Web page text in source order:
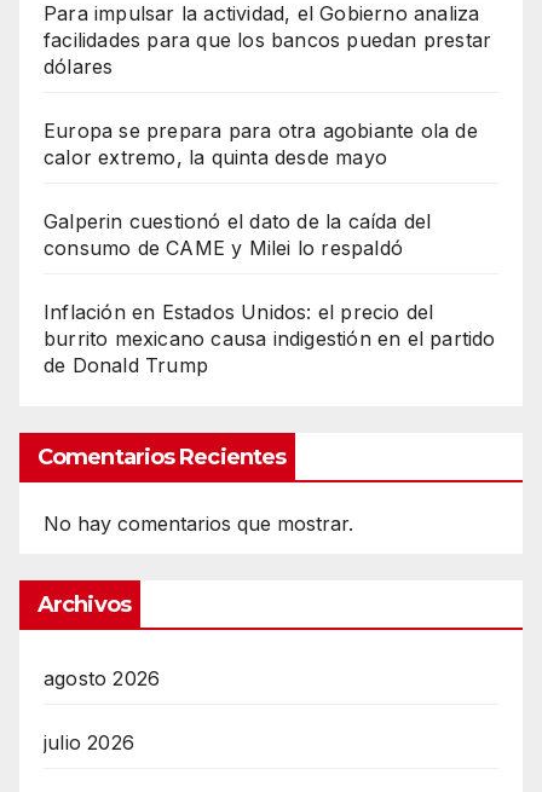
Para impulsar la actividad, el Gobierno analiza
facilidades para que los bancos puedan prestar
dólares
Europa se prepara para otra agobiante ola de
calor extremo, la quinta desde mayo
Galperin cuestionó el dato de la caída del
consumo de CAME y Milei lo respaldó
Inflación en Estados Unidos: el precio del
burrito mexicano causa indigestión en el partido
de Donald Trump
Comentarios Recientes
No hay comentarios que mostrar.
Archivos
agosto 2026
julio 2026